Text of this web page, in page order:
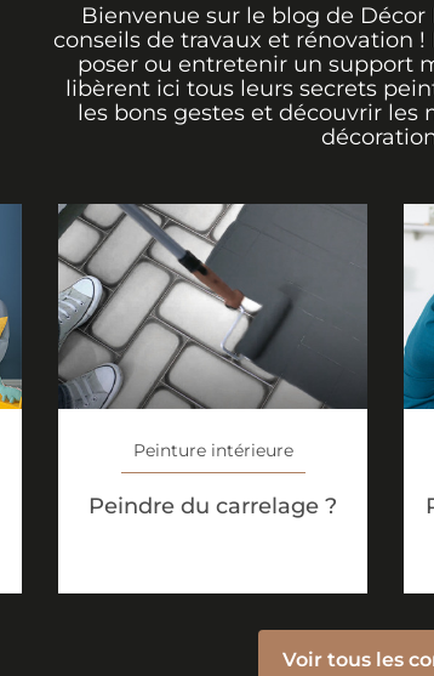
Bienvenue sur le blog de
conseils de travaux et rénovation
poser ou entretenir un support
libèrent ici tous leurs secrets
les bons gestes et découvrir les
Peinture intérieure
Peindre du carrelage ?
Voir tous les